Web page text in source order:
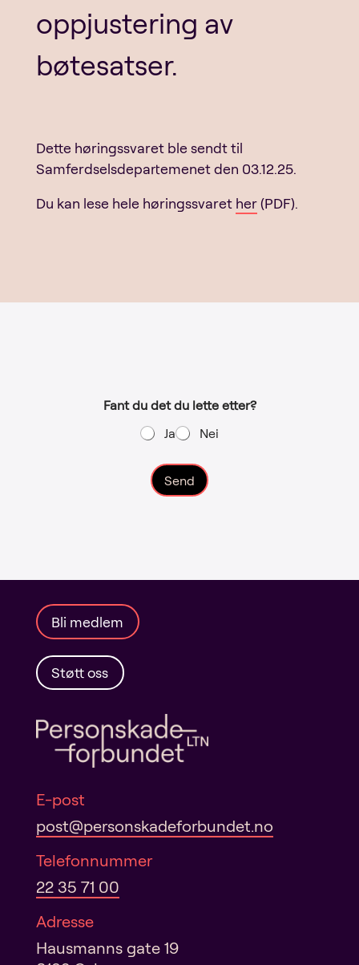
oppjustering av
bøtesatser.
Dette høringssvaret ble sendt til
Samferdselsdepartemenet den 03.12.25.
Du kan lese hele høringssvaret her(PDF).
Fant du det du lette etter?
Ja
Nei
Send
r
Bli medlem
Støtt oss
E-post
post@personskadeforbundet.no
Telefonnummer
22 35 71 00
Adresse
Hausmanns gate 19